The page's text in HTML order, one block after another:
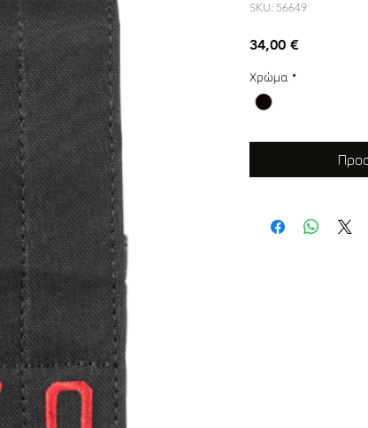
SKU: 56649
34,00 €Τιμή
Χρώμα *